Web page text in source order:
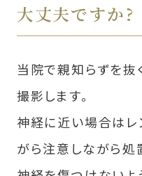
大丈夫ですか?
当院で親知らずを抜
撮影します。
神経に近い場合は
がら注意しながら処